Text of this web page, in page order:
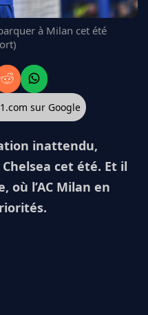
à Milan cet été
sur Google
inattendu,
cet été. Et il
l’AC Milan en